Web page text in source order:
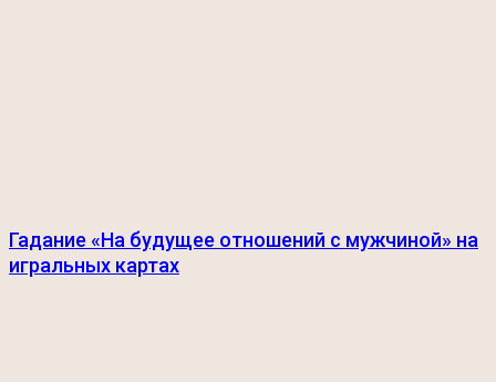
Гадание «На будущее отношений с мужчиной» на
игральных картах